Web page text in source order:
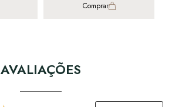
Comprar
AVALIAÇÕES